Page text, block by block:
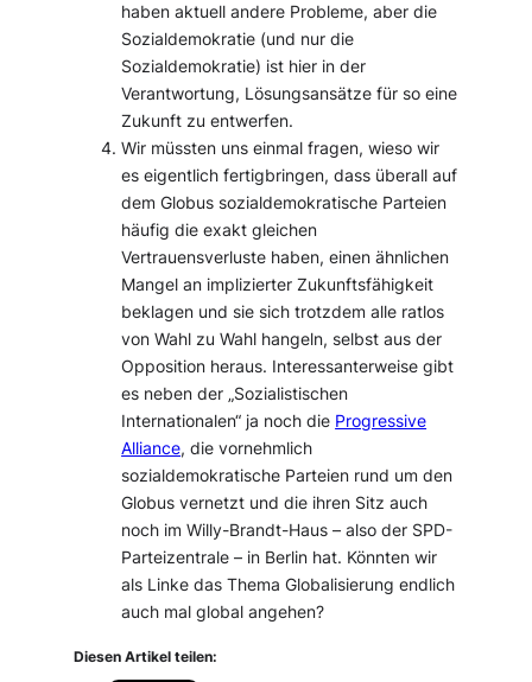
haben aktuell andere Probleme, aber die
Sozialdemokratie (und nur die
Sozialdemokratie) ist hier in der
Verantwortung, Lösungsansätze für so eine
Zukunft zu entwerfen.
Wir müssten uns einmal fragen, wieso wir
es eigentlich fertigbringen, dass überall auf
dem Globus sozialdemokratische Parteien
häufig die exakt gleichen
Vertrauensverluste haben, einen ähnlichen
Mangel an implizierter Zukunftsfähigkeit
beklagen und sie sich trotzdem alle ratlos
von Wahl zu Wahl hangeln, selbst aus der
Opposition heraus. Interessanterweise gibt
es neben der „Sozialistischen
Internationalen“ ja noch die Progressive
Alliance, die vornehmlich
sozialdemokratische Parteien rund um den
Globus vernetzt und die ihren Sitz auch
noch im Willy-Brandt-Haus – also der SPD-
Parteizentrale – in Berlin hat. Könnten wir
als Linke das Thema Globalisierung endlich
auch mal global angehen?
Diesen Artikel teilen: